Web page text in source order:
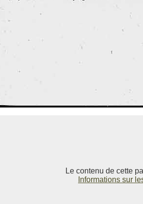
Le contenu de cette
Informations sur